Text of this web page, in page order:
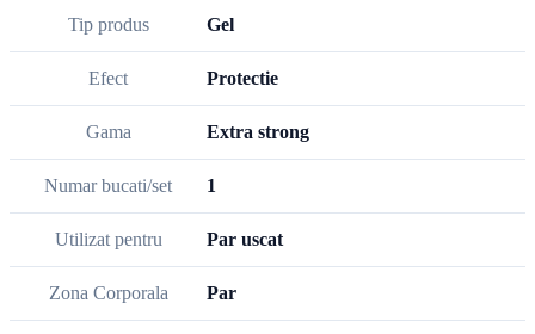
Tip produs Gel
Efect Protectie
Gama Extra strong
Numar bucati/set 1
Utilizat pentru Par uscat
Zona Corporala Par